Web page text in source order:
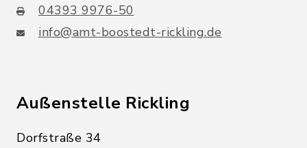
04393 9976-50
info@amt-boostedt-rickling.de
Außenstelle Rickling
Dorfstraße 34